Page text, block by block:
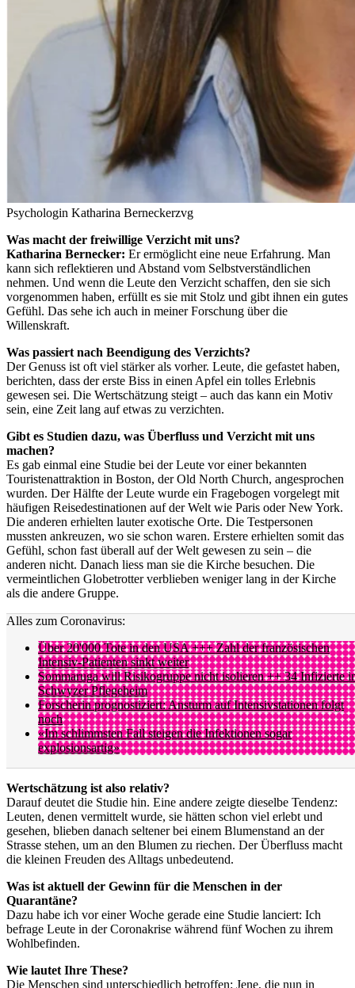
Psychologin Katharina Berneckerzvg
Was macht der freiwillige Verzicht mit uns?
Katharina Bernecker: Er ermöglicht eine neue Erfahrung. Man
kann sich reflektieren und Abstand vom Selbstverständlichen
nehmen. Und wenn die Leute den Verzicht schaffen, den sie sich
vorgenommen haben, erfüllt es sie mit Stolz und gibt ihnen ein gutes
Gefühl. Das sehe ich auch in meiner Forschung über die
Willenskraft.
Was passiert nach Beendigung des Verzichts?
Der Genuss ist oft viel stärker als vorher. Leute, die gefastet haben,
berichten, dass der erste Biss in einen Apfel ein tolles Erlebnis
gewesen sei. Die Wertschätzung steigt – auch das kann ein Motiv
sein, eine Zeit lang auf etwas zu verzichten.
Gibt es Studien dazu, was Überfluss und Verzicht mit uns
machen?
Es gab einmal eine Studie bei der Leute vor einer bekannten
Touristenattraktion in Boston, der Old North Church, angesprochen
wurden. Der Hälfte der Leute wurde ein Fragebogen vorgelegt mit
häufigen Reisedestinationen auf der Welt wie Paris oder New York.
Die anderen erhielten lauter exotische Orte. Die Testpersonen
mussten ankreuzen, wo sie schon waren. Erstere erhielten somit das
Gefühl, schon fast überall auf der Welt gewesen zu sein – die
anderen nicht. Danach liess man sie die Kirche besuchen. Die
vermeintlichen Globetrotter verblieben weniger lang in der Kirche
als die andere Gruppe.
Alles zum Coronavirus:
Über 20'000 Tote in den USA +++ Zahl der französischen
Intensiv-Patienten sinkt weiter
Sommaruga will Risikogruppe nicht isolieren ++ 34 Infizierte
Schwyzer Pflegeheim
Forscherin prognostiziert: Ansturm auf Intensivstationen folgt
noch
«Im schlimmsten Fall steigen die Infektionen sogar
explosionsartig»
Wertschätzung ist also relativ?
Darauf deutet die Studie hin. Eine andere zeigte dieselbe Tendenz:
Leuten, denen vermittelt wurde, sie hätten schon viel erlebt und
gesehen, blieben danach seltener bei einem Blumenstand an der
Strasse stehen, um an den Blumen zu riechen. Der Überfluss macht
die kleinen Freuden des Alltags unbedeutend.
Was ist aktuell der Gewinn für die Menschen in der
Quarantäne?
Dazu habe ich vor einer Woche gerade eine Studie lanciert: Ich
befrage Leute in der Coronakrise während fünf Wochen zu ihrem
Wohlbefinden.
Wie lautet Ihre These?
Die Menschen sind unterschiedlich betroffen: Jene, die nun in